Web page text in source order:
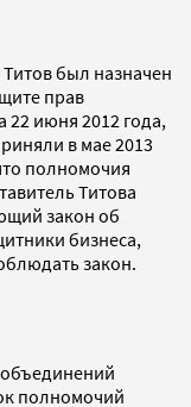
был назначен
прав
22 июня 2012 года,
в мае 2013
полномочия
Титова
закон об
бизнеса,
закон.
полномочий